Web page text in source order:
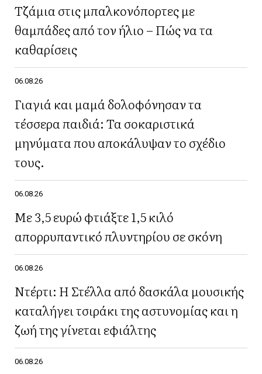
Τζάμια στις μπαλκονόπορτες με
θαμπάδες από τον ήλιο – Πώς να τα
καθαρίσεις
06.08.26
Γιαγιά και μαμά δολοφόνησαν τα
τέσσερα παιδιά: Τα σοκαριστικά
μηνύματα που αποκάλυψαν το σχέδιο
τους.
06.08.26
Με 3,5 ευρώ φτιάξτε 1,5 κιλό
απορρυπαντικό πλυντηρίου σε σκόνη
06.08.26
Ντέρτι: Η Στέλλα από δασκάλα μουσικής
καταλήγει τσιράκι της αστυνομίας και η
ζωή της γίνεται εφιάλτης
06.08.26